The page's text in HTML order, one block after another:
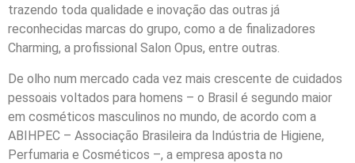
trazendo toda qualidade e inovação das outras já
reconhecidas marcas do grupo, como a de finalizadores
Charming, a profissional Salon Opus, entre outras.
De olho num mercado cada vez mais crescente de cuidados
pessoais voltados para homens – o Brasil é segundo maior
em cosméticos masculinos no mundo, de acordo com a
ABIHPEC – Associação Brasileira da Indústria de Higiene,
Perfumaria e Cosméticos –, a empresa aposta no